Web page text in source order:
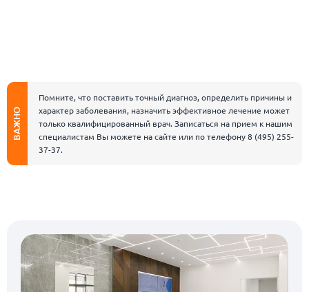
ВАЖНО
Помните, что поставить точный диагноз, определить причины и
характер заболевания, назначить эффективное лечение может
только квалифицированный врач. Записаться на прием к нашим
специалистам Вы можете на сайте или по телефону8 (495) 255-
37-37.